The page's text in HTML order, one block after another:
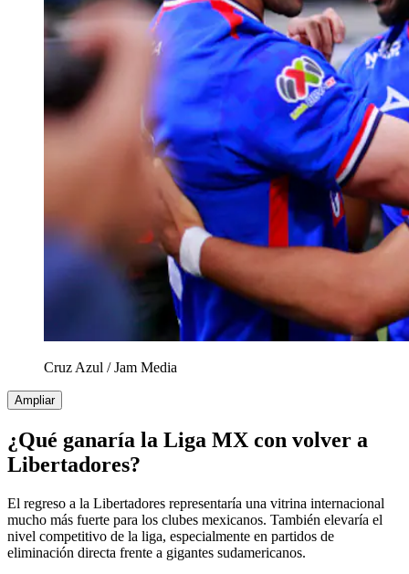
Cruz Azul /Jam Media
Ampliar
¿Qué ganaría la Liga MX con volver a
Libertadores?
El regreso a la Libertadores representaría una vitrina internacional
mucho más fuerte para los clubes mexicanos. También elevaría el
nivel competitivo de la liga, especialmente en partidos de
eliminación directa frente a gigantes sudamericanos.